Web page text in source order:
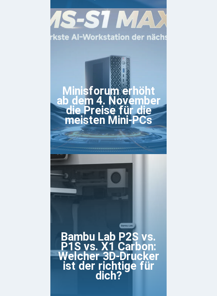
Minisforum erhöht
ab dem 4. November
die Preise für die
meisten Mini-PCs
Bambu Lab P2S vs.
P1S vs. X1 Carbon:
Welcher 3D-Drucker
ist der richtige für
dich?